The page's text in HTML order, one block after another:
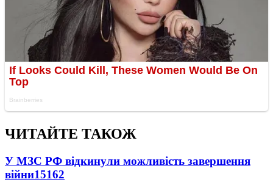
ЧИТАЙТЕ ТАКОЖ
У МЗС РФ відкинули можливість завершення
війни15162